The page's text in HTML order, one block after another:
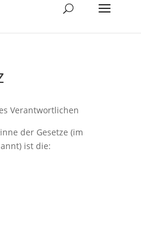
Verantwortlichen
der Gesetze (im
ist die: